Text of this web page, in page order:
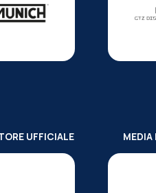
UFFICIALE MEDIA